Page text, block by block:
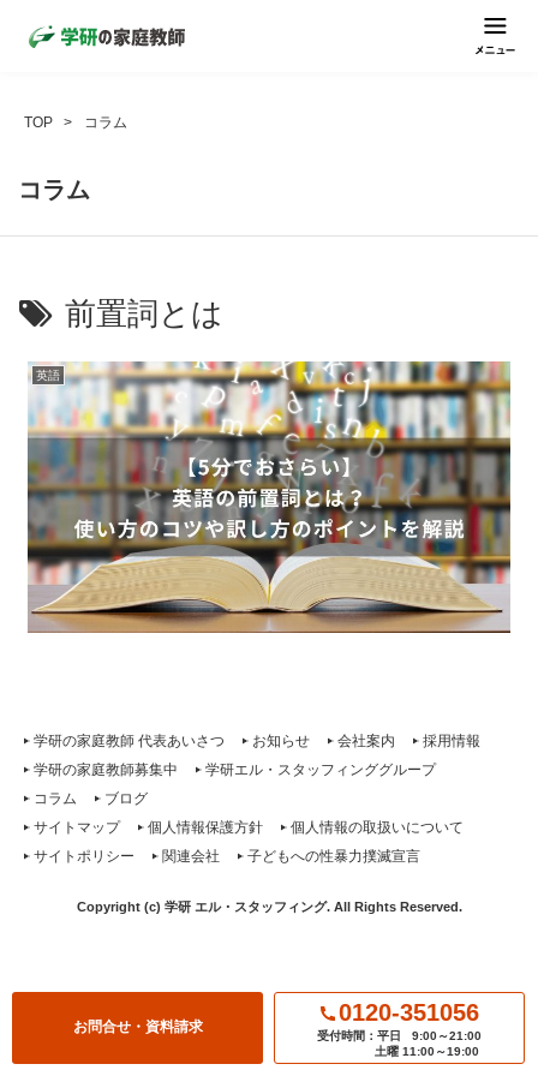
TOP コラム
コラム
前置詞とは
英語
お問合せ・資料請求
0120-351056
受付時間：平日
9:00～21:00
土曜 11:00～19:00
学研の家庭教師 代表あいさつ お知らせ 会社案内
採用情報
学研の家庭教師募集中
学研エル・スタッフィンググループ
コラム
ブログ
サイトマップ
個人情報保護方針
個人情報の取扱いについて
サイトポリシー
関連会社 子どもへの性暴力撲滅宣言
Copyright (c) 学研 エル・スタッフィング. All Rights Reserved.